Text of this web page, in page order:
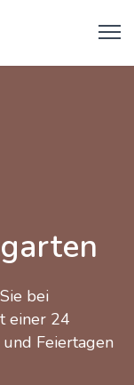
bei
einer 24
Feiertagen